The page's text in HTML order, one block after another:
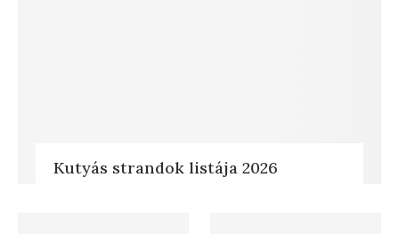
Kutyás strandok listája 2026